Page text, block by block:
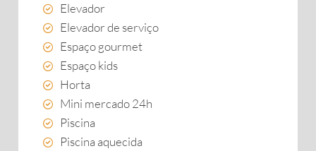
Elevador
Elevador de serviço
Espaço gourmet
Espaço kids
Horta
Mini mercado 24h
Piscina
Piscina aquecida